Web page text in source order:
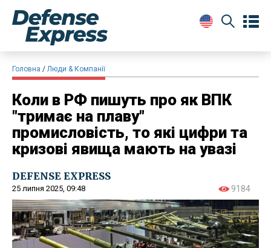
Головна Люди & Компанії
Коли в РФ пишуть про як ВПК
"тримає на плаву"
промисловість, то які цифри та
кризові явища мають на увазі
DEFENSE EXPRESS
25 липня 2025, 09:48 9184